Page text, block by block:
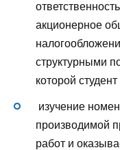
акционерное
структурными
которой
изучение
производимой
работ и